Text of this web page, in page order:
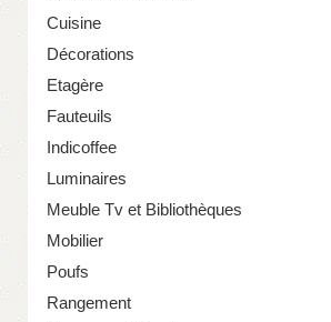
Cuisine
Décorations
Etagère
Fauteuils
Indicoffee
Luminaires
Meuble Tv et Bibliothèques
Mobilier
Poufs
Rangement